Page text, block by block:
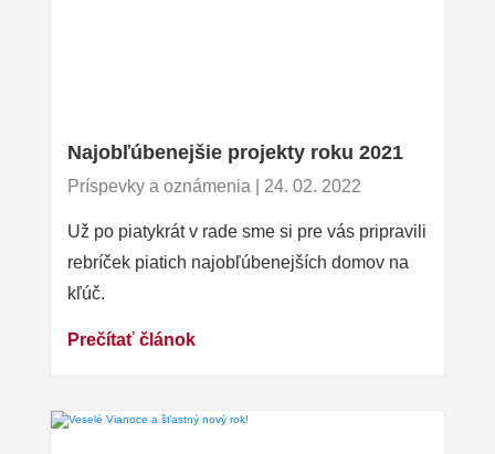
Najobľúbenejšie projekty roku 2021
Príspevky a oznámenia | 24. 02. 2022
Už po piatykrát v rade sme si pre vás pripravili
rebríček piatich najobľúbenejších domov na
kľúč.
Prečítať článok